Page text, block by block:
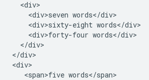
  <div>
    <div>seven words</div>
    <div>sixty-eight words</div>
    <div>forty-four words</div>
  </div>
</div>
<div>
   <span>five words</span>